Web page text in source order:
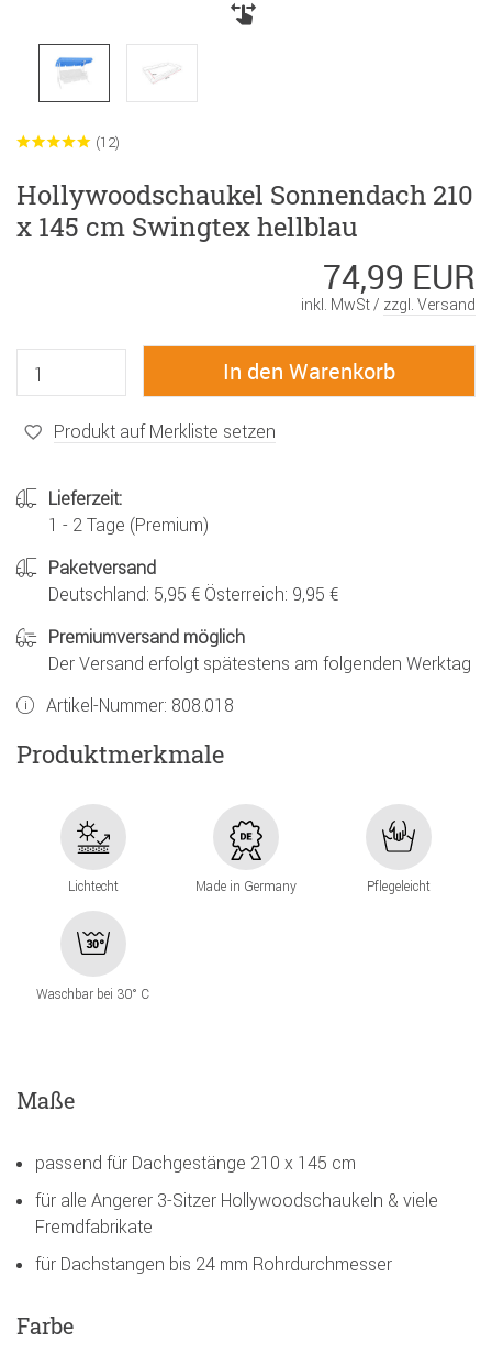
(12)
Hollywoodschaukel Sonnendach 210
x 145 cm Swingtex hellblau
74,99 EUR
inkl. MwSt / zzgl. Versand
Produkt auf Merkliste setzen
Lieferzeit:
1 - 2 Tage (Premium)
Paketversand
Deutschland: 5,95 € Österreich: 9,95 €
Premiumversand möglich
Der Versand erfolgt spätestens am folgenden Werktag
Artikel-Nummer: 808.018
Produktmerkmale
Lichtecht Made in Germany Pflegeleicht
Waschbar bei 30° C
Maße
passend für Dachgestänge 210 x 145 cm
für alle Angerer 3-Sitzer Hollywoodschaukeln & viele
Fremdfabrikate
für Dachstangen bis 24 mm Rohrdurchmesser
Farbe